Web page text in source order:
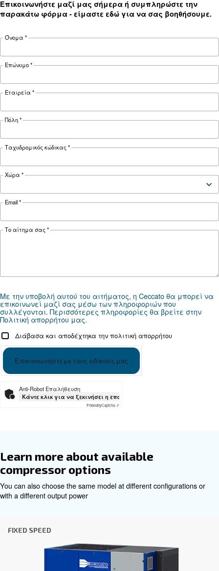
Motor power
45 kW / 60
HP
55 kW / 75
HP
75 kW /
100 HP
Pressure 7 - 13 bar 7 - 12.5 bar
FAD*
16,860
23,760
31,560
*FAD refers to 7 bar
Documentation
DRD 60 - 120 HP - 50 hz - Ceccato ASIA
DRD 60 - 120 HP 60zh -
DRD 60 - 120 HP - 60zh - Ceccato ASIA
Εξατομικευμένες συμβουλές
Η επιλογή του σωστού αεροσυμπιεστή και
να είναι δύσκολη, γι' αυτό το καλύτερο βήμα που
κάνετε είναι να επικοινωνήσετε απευθείας
συμβουλές προσαρμοσμένες ειδικά στις
παγκόσμια μάρκα με ισχυρή τοπική παρουσία,
έτοιμοι να σας υποστηρίξουμε όπου κι αν